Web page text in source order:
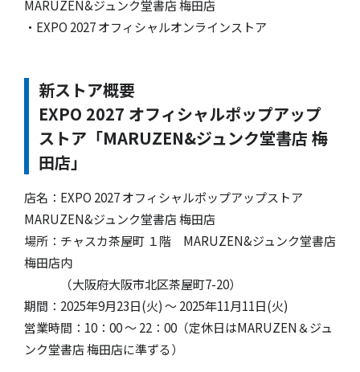
MARUZEN&ジュンク堂書店 梅田店
・EXPO 2027 オフィシャルオンラインストア
新ストア概要
EXPO 2027 オフィシャルポップアップ
ストア「MARUZEN&ジュンク堂書店 梅
田店」
店名：EXPO 2027 オフィシャルポップアップストア
MARUZEN&ジュンク堂書店 梅田店
場所：チャスカ茶屋町 １階 MARUZEN&ジュンク堂書店
梅田店内
（大阪府大阪市北区茶屋町7-20）
期間：2025年9月23日(火) ～ 2025年11月11日(火)
営業時間：10：00 〜 22：00（定休日はMARUZEN＆ジュ
ンク堂書店 梅田店に準ずる）